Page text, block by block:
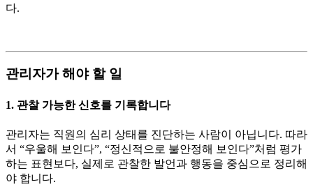
다.
관리자가 해야 할 일
1. 관찰 가능한 신호를 기록합니다
관리자는 직원의 심리 상태를 진단하는 사람이 아닙니다. 따라
서 “우울해 보인다”, “정신적으로 불안정해 보인다”처럼 평가
하는 표현보다, 실제로 관찰한 발언과 행동을 중심으로 정리해
야 합니다.